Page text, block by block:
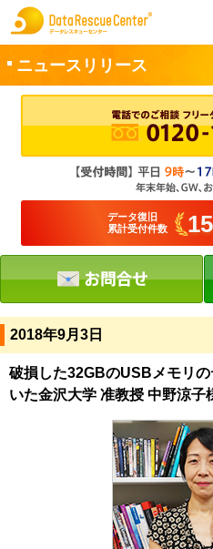
ニュースリリース
データ復旧
累計受付件数
15
2018年9月3日
破損した32GBのUSBメモリ
いた金沢大学 准教授 中野涼子
お申込方法
お問合せ
初めてのお客さまへ
サービスの流れ
データレスキューセン
お客さまの声
対応メディア
よくあるご質問
データ復旧特集